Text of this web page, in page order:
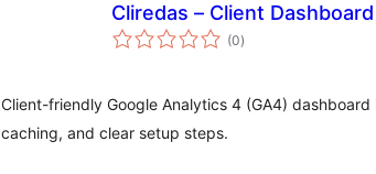
Cliredas – Client
(0vērtējumu
kopsumma
)
Client-friendly Google Analytics 4 (GA4)
caching, and clear setup steps.